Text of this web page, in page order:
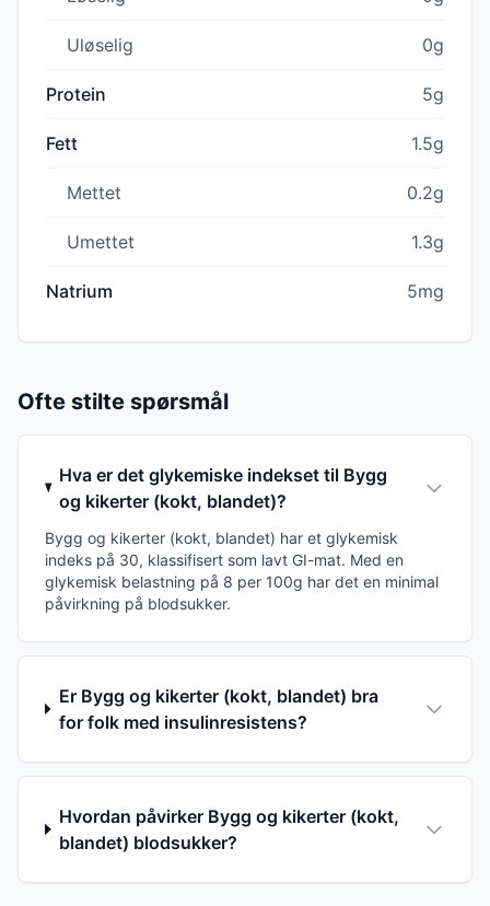
Uløselig 0g
Protein 5g
Fett 1.5g
Mettet 0.2g
Umettet 1.3g
Natrium 5mg
Ofte stilte spørsmål
Hva er det glykemiske indekset til Bygg
og kikerter (kokt, blandet)?
Bygg og kikerter (kokt, blandet) har et glykemisk
indeks på 30, klassifisert som lavt GI-mat. Med en
glykemisk belastning på 8 per 100g har det en minimal
påvirkning på blodsukker.
Er Bygg og kikerter (kokt, blandet) bra
for folk med insulinresistens?
Hvordan påvirker Bygg og kikerter (kokt,
blandet) blodsukker?